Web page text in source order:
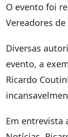
O evento foi
Vereadores
Diversas
evento, a
Ricardo
Em entrevista